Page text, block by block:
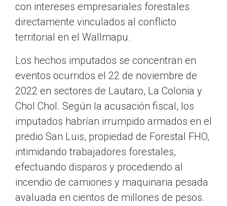
con intereses empresariales forestales
directamente vinculados al conflicto
territorial en el Wallmapu.
Los hechos imputados se concentran en
eventos ocurridos el 22 de noviembre de
2022 en sectores de Lautaro, La Colonia y
Chol Chol. Según la acusación fiscal, los
imputados habrían irrumpido armados en el
predio San Luis, propiedad de Forestal FHO,
intimidando trabajadores forestales,
efectuando disparos y procediendo al
incendio de camiones y maquinaria pesada
avaluada en cientos de millones de pesos.